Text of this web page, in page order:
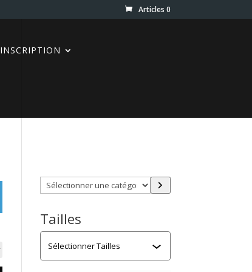
Articles 0
INSCRIPTION
Sélectionner
une
Tailles